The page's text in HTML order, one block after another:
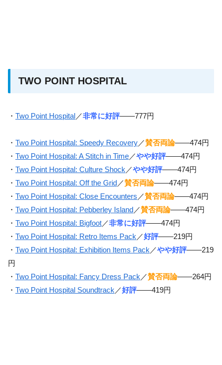
TWO POINT HOSPITAL
・ Two Point Hospital／非常に好評——777円
・ Two Point Hospital: Speedy Recovery／賛否両論——474円
・ Two Point Hospital: A Stitch in Time／やや好評——474円
・ Two Point Hospital: Culture Shock ／やや好評——474円
・ Two Point Hospital: Off the Grid／賛否両論——474円
・ Two Point Hospital: Close Encounters ／賛否両論——474円
・ Two Point Hospital: Pebberley Island／賛否両論——474円
・ Two Point Hospital: Bigfoot／非常に好評——474円
・ Two Point Hospital: Retro Items Pack ／好評——219円
・ Two Point Hospital: Exhibition Items Pack ／やや好評——219
円
・ Two Point Hospital: Fancy Dress Pack ／賛否両論——264円
・ Two Point Hospital Soundtrack ／好評——419円